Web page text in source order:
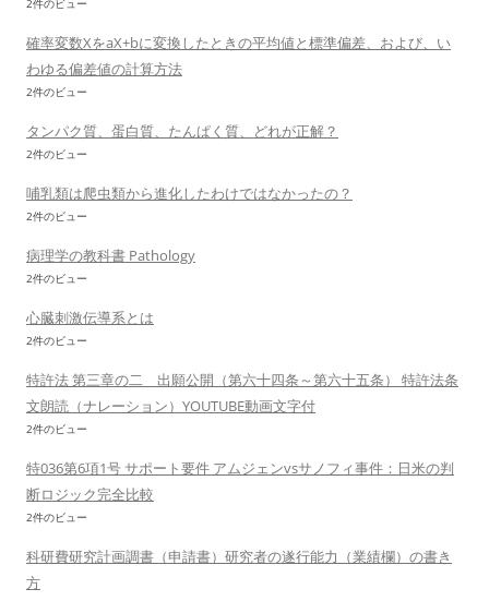
2件のビュー
確率変数XをaX+bに変換したときの平均値と標準偏差、および、い
わゆる偏差値の計算方法
2件のビュー
タンパク質、蛋白質、たんぱく質、どれが正解？
2件のビュー
哺乳類は爬虫類から進化したわけではなかったの？
2件のビュー
病理学の教科書 Pathology
2件のビュー
心臓刺激伝導系とは
2件のビュー
特許法 第三章の二 出願公開（第六十四条～第六十五条） 特許法条
文朗読（ナレーション）YOUTUBE動画文字付
2件のビュー
特036第6項1号 サポート要件 アムジェンvsサノフィ事件：日米の判
断ロジック完全比較
2件のビュー
科研費研究計画調書（申請書）研究者の遂行能力（業績欄）の書き
方